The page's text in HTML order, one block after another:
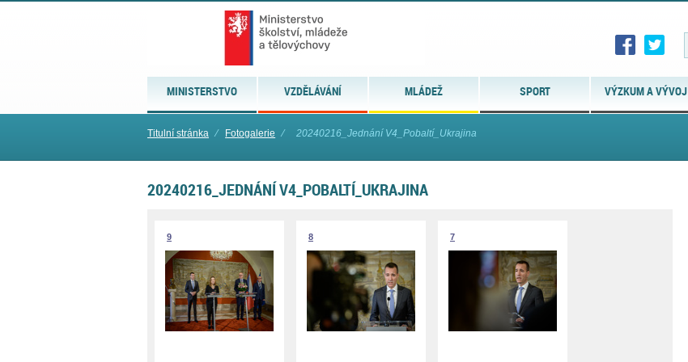
MINISTERSTVO VZDĚLÁVÁNÍ MLÁDEŽ SPORT VÝZKUM A VÝVOJ
Titulní stránka ⁄ Fotogalerie ⁄ 20240216_Jednání V4_Pobaltí_Ukrajina
20240216_JEDNÁNÍ V4_POBALTÍ_UKRAJINA
9 8 7